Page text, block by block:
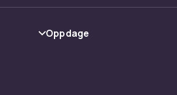
Oppdage